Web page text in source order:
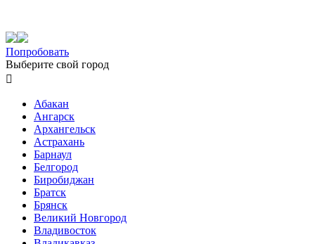
Попробовать
Выберите свой город

Абакан
Ангарск
Архангельск
Астрахань
Барнаул
Белгород
Биробиджан
Братск
Брянск
Великий Новгород
Владивосток